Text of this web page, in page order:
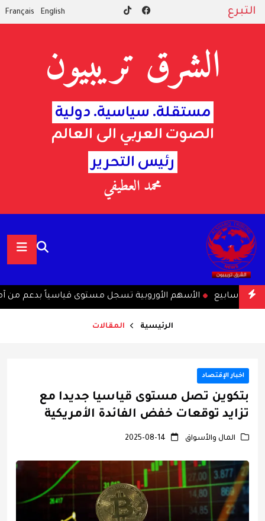
التبرع English
Français
رئيس التحرير
محمد العطيفي
الشرق تريبيون
مستقلة. سياسية. دولية
الصوت العربي الى العالم
الأسهم الأوروبية تسجل مستوى قياسياً بدعم من آمال
الرئيسية المقالات
اخبار الإقتصاد
بتكوين تصل مستوى قياسيا جديدا مع
تزايد توقعات خفض الفائدة الأمريكية
المال والأسواق